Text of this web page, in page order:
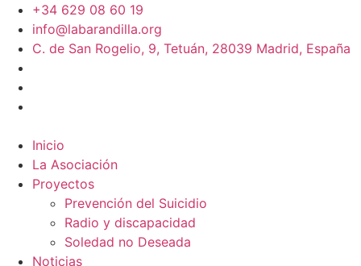
+34 629 08 60 19
info@labarandilla.org
C. de San Rogelio, 9, Tetuán, 28039 Madrid, España
Inicio
La Asociación
Proyectos
Prevención del Suicidio
Radio y discapacidad
Soledad no Deseada
Noticias